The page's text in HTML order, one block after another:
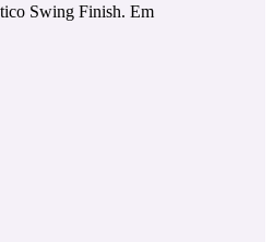
Swing Finish. Em